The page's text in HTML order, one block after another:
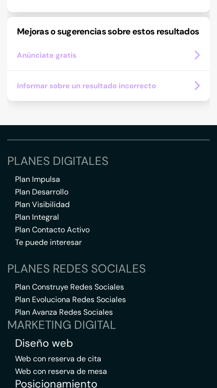
Mejoras o sugerencias sobre estos resultados
Anúnciate gratis
Informar sobre un resultado incorrecto
PLANES DIGITALES
Plan Impulsa
Plan Desarrollo
Plan Visibilidad
Plan Integral
Plan Contacto Activo
Te puede interesar
PLANES REDES SOCIALES
Plan Construye Redes Sociales
Plan Evoluciona Redes Sociales
Plan Avanza Redes Sociales
MARKETING DIGITAL
Diseño web
Web con reserva de cita
Web con reserva de mesa
Posicionamiento